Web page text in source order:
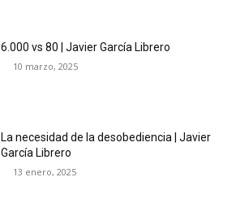
6.000 vs 80 | Javier García Librero
10 marzo, 2025
La necesidad de la desobediencia | Javier
García Librero
13 enero, 2025